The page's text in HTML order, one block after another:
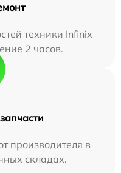
техники Infinix
2 часов.
производителя в
складах.